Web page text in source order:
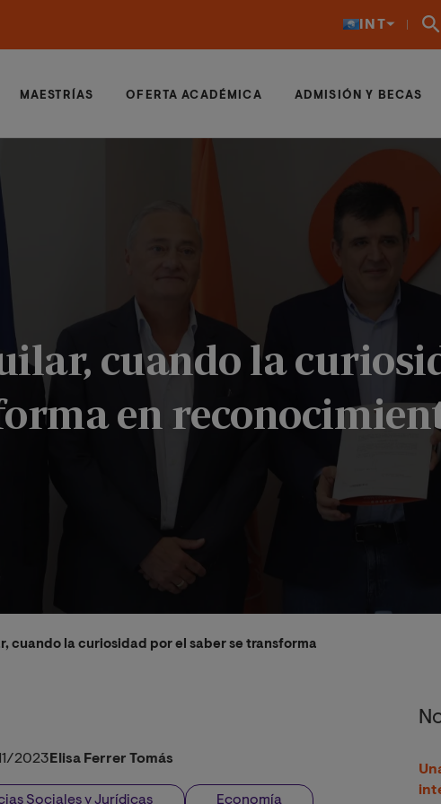
INT
MAESTRÍAS OFERTA ACADÉMICA ADMISIÓN Y BECAS
cuando la
en
cuando la curiosidad por el saber se transforma en reconocimiento
2023 Elisa Ferrer Tomás
Sociales y Jurídicas Economía